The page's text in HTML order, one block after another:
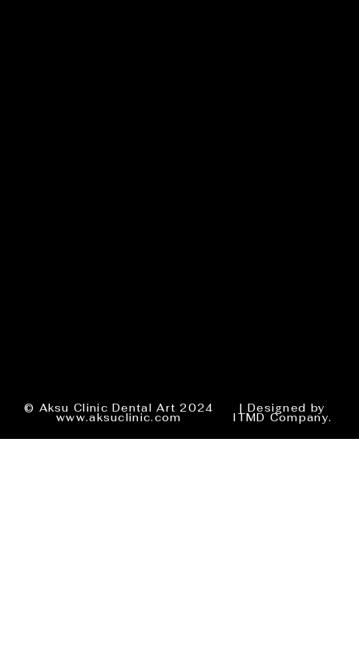
© Aksu Clinic Dental Art 2024
www.aksuclinic.com
| Designed by
ITMD Company.